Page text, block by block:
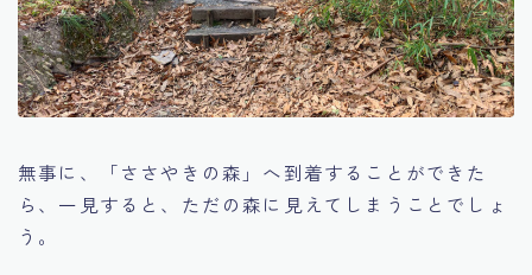
無事に、「ささやきの森」へ到着することができた
ら、一見すると、ただの森に見えてしまうことでしょ
う。